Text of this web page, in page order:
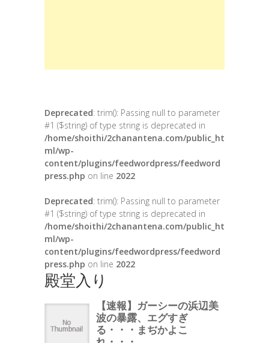
Deprecated: trim(): Passing null to parameter
#1 ($string) of type string is deprecated in
/home/shoithi/2chanantena.com/public_ht
ml/wp-
content/plugins/feedwordpress/feedword
press.php on line 2022
Deprecated: trim(): Passing null to parameter
#1 ($string) of type string is deprecated in
/home/shoithi/2chanantena.com/public_ht
ml/wp-
content/plugins/feedwordpress/feedword
press.php on line 2022
殿堂入り